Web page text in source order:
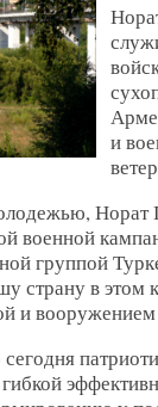
и
военной
группой
страну в этом
и